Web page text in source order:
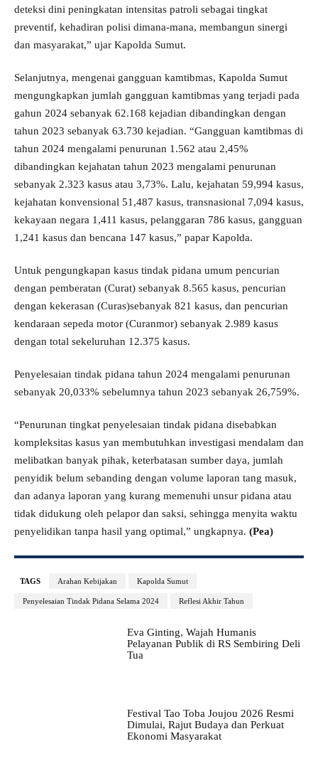
deteksi dini peningkatan intensitas patroli sebagai tingkat
preventif, kehadiran polisi dimana-mana, membangun sinergi
dan masyarakat,” ujar Kapolda Sumut.
Selanjutnya, mengenai gangguan kamtibmas, Kapolda Sumut
mengungkapkan jumlah gangguan kamtibmas yang terjadi pada
gahun 2024 sebanyak 62.168 kejadian dibandingkan dengan
tahun 2023 sebanyak 63.730 kejadian. “Gangguan kamtibmas di
tahun 2024 mengalami penurunan 1.562 atau 2,45%
dibandingkan kejahatan tahun 2023 mengalami penurunan
sebanyak 2.323 kasus atau 3,73%. Lalu, kejahatan 59,994 kasus,
kejahatan konvensional 51,487 kasus, transnasional 7,094 kasus,
kekayaan negara 1,411 kasus, pelanggaran 786 kasus, gangguan
1,241 kasus dan bencana 147 kasus,” papar Kapolda.
Untuk pengungkapan kasus tindak pidana umum pencurian
dengan pemberatan (Curat) sebanyak 8.565 kasus, pencurian
dengan kekerasan (Curas)sebanyak 821 kasus, dan pencurian
kendaraan sepeda motor (Curanmor) sebanyak 2.989 kasus
dengan total sekeluruhan 12.375 kasus.
Penyelesaian tindak pidana tahun 2024 mengalami penurunan
sebanyak 20,033% sebelumnya tahun 2023 sebanyak 26,759%.
“Penurunan tingkat penyelesaian tindak pidana disebabkan
kompleksitas kasus yan membutuhkan investigasi mendalam dan
melibatkan banyak pihak, keterbatasan sumber daya, jumlah
penyidik belum sebanding dengan volume laporan tang masuk,
dan adanya laporan yang kurang memenuhi unsur pidana atau
tidak didukung oleh pelapor dan saksi, sehingga menyita waktu
penyelidikan tanpa hasil yang optimal,” ungkapnya. (Pea)
TAGS Arahan Kebijakan Kapolda Sumut
Penyelesaian Tindak Pidana Selama 2024 Reflesi Akhir Tahun
Eva Ginting, Wajah Humanis
Pelayanan Publik di RS Sembiring Deli
Tua
Festival Tao Toba Joujou 2026 Resmi
Dimulai, Rajut Budaya dan Perkuat
Ekonomi Masyarakat